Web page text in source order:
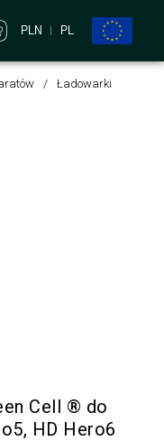
PLN PL
Ładowarki
Cell ® do
HD Hero6